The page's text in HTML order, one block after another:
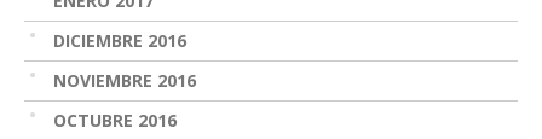
DICIEMBRE 2016
NOVIEMBRE 2016
OCTUBRE 2016